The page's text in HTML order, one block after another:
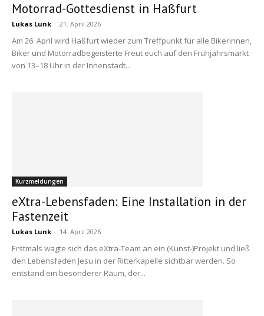
Motorrad-Gottesdienst in Haßfurt
Lukas Lunk - 21. April 2026
Am 26. April wird Haßfurt wieder zum Treffpunkt für alle Bikerinnen,
Biker und Motorradbegeisterte Freut euch auf den Frühjahrsmarkt
von 13–18 Uhr in der Innenstadt...
Kurzmeldungen
eXtra-Lebensfaden: Eine Installation in der
Fastenzeit
Lukas Lunk - 14. April 2026
Erstmals wagte sich das eXtra-Team an ein (Kunst-)Projekt und ließ
den Lebensfaden Jesu in der Ritterkapelle sichtbar werden. So
entstand ein besonderer Raum, der...